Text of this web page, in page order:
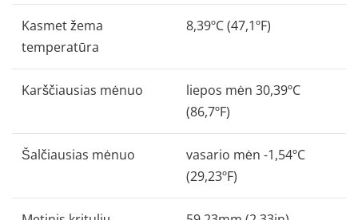
Kasmet žema
temperatūra
8,39ºC (47,1ºF)
Karščiausias mėnuo
liepos mėn 30,39ºC
(86,7ºF)
Šalčiausias mėnuo
vasario mėn -1,54ºC
(29,23ºF)